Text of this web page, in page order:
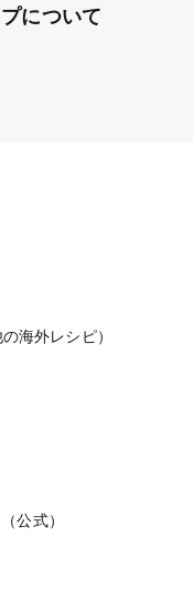
について
海外レシピ）
公式）